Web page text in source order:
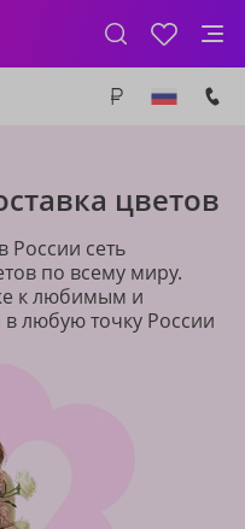
цветов
сеть
по всему миру.
к любимым и
в любую точку России